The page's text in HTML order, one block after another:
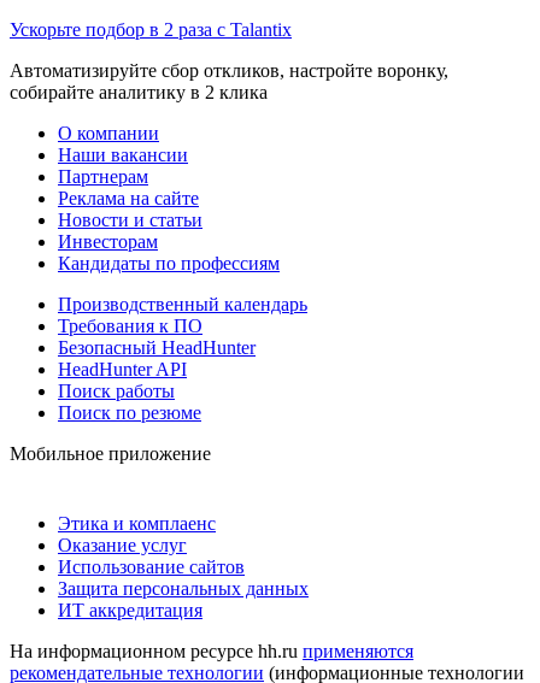
Ускорьте подбор в 2 раза с Talantix
Автоматизируйте сбор откликов, настройте воронку,
собирайте аналитику в 2 клика
О компании
Наши вакансии
Партнерам
Реклама на сайте
Новости и статьи
Инвесторам
Кандидаты по профессиям
Производственный календарь
Требования к ПО
Безопасный HeadHunter
HeadHunter API
Поиск работы
Поиск по резюме
Мобильное приложение
Этика и комплаенс
Оказание услуг
Использование сайтов
Защита персональных данных
ИТ аккредитация
На информационном ресурсе hh.ru применяются
рекомендательные технологии (информационные технологии